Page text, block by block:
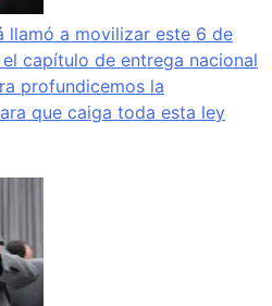
llamó a movilizar este 6 de
capítulo de entrega nacional
profundicemos la
que caiga toda esta ley